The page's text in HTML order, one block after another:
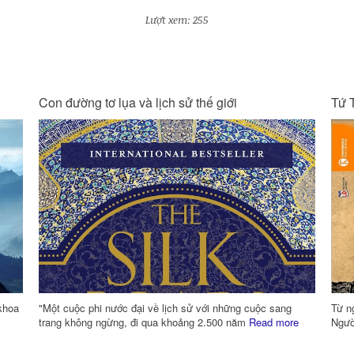
Lượt xem: 255
Tứ Thư Lãnh Đạo - Thuật Quản Trị
Từ ngàn xưa, người phương Đông luôn quan niệm rằng:
Người lãnh đạo nhất thiết phải hội tụ “thuật lãnhRead more
thì